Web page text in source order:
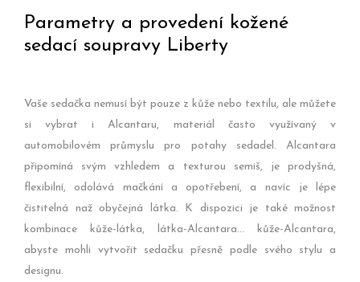
Parametry a provedení kožené
sedací soupravy Liberty
Vaše sedačka nemusí být pouze z kůže nebo textilu, ale můžete
si vybrat i Alcantaru, materiál často využívaný v
automobilovém průmyslu pro potahy sedadel. Alcantara
připomíná svým vzhledem a texturou semiš, je prodyšná,
flexibilní, odolává mačkání a opotřebení, a navíc je lépe
čistitelná naž obyčejná látka. K dispozici je také možnost
kombinace kůže-látka, látka-Alcantara... kůže-Alcantara,
abyste mohli vytvořit sedačku přesně podle svého stylu a
designu.